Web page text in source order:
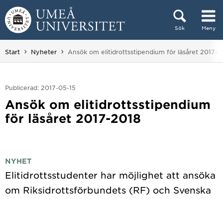
Hoppa direkt till innehållet
Sök Meny
Huvudmenyn dold.
Start Nyheter Du är här:
Ansök om elitidrottsstipendium för läsåret 2017-
Publicerad: 2017-05-15
Ansök om elitidrottsstipendium
för läsåret 2017-2018
NYHET
Elitidrottsstudenter har möjlighet att ansöka
om Riksidrottsförbundets (RF) och Svenska